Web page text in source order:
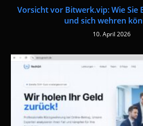
Vorsicht vor Bitwerk.vip: Wie Sie
und sich wehren
10. April 2026